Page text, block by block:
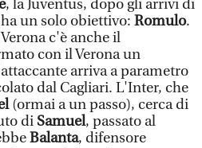
, la Juventus, dopo gli arrivi di
un solo obiettivo: Romulo.
c'è anche il
con il Verona un
arriva a parametro
dal Cagliari. L'Inter, che
(ormai a un passo), cerca di
di Samuel, passato al
Balanta, difensore